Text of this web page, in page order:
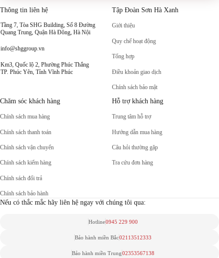
Thông tin liên hệ
Tầng 7, Tòa SHG Building, Số 8 Đường
Quang Trung, Quận Hà Đông, Hà Nội
info@shggroup.vn
Km3, Quốc lộ 2, Phường Phúc Thắng
TP. Phúc Yên, Tỉnh Vĩnh Phúc
Tập Đoàn Sơn Hà Xanh
Giới thiệu
Quy chế hoạt động
Tổng hợp
Điều khoản giao dịch
Chính sách bảo mật
Chăm sóc khách hàng
Chính sách mua hàng
Chính sách thanh toán
Chính sách vận chuyển
Chính sách kiểm hàng
Chính sách đổi trả
Chính sách bảo hành
Hỗ trợ khách hàng
Trung tâm hỗ trợ
Hướng dẫn mua hàng
Câu hỏi thường gặp
Tra cứu đơn hàng
Nếu có thắc mắc hãy liên hệ ngay với chúng tôi qua:
Hotline0945 229 900
Bảo hành miền Bắc02113512333
Bảo hành miền Trung02353567138